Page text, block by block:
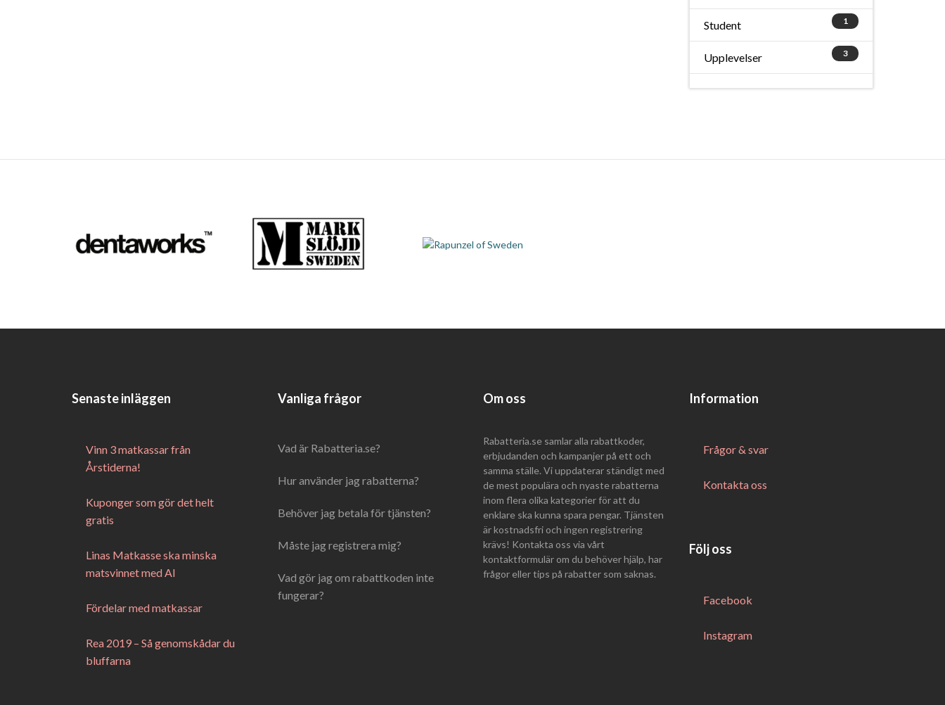
1
Student
3
Upplevelser
Senaste inläggen
Vinn 3 matkassar från
Årstiderna!
Kuponger som gör det helt
gratis
Linas Matkasse ska minska
matsvinnet med AI
Fördelar med matkassar
Rea 2019 – Så genomskådar du
bluffarna
Vanliga frågor
Vad är Rabatteria.se?
Hur använder jag rabatterna?
Behöver jag betala för tjänsten?
Måste jag registrera mig?
Vad gör jag om rabattkoden inte
fungerar?
Om oss
Rabatteria.se samlar alla rabattkoder,
erbjudanden och kampanjer på ett och
samma ställe. Vi uppdaterar ständigt med
de mest populära och nyaste rabatterna
inom flera olika kategorier för att du
enklare ska kunna spara pengar. Tjänsten
är kostnadsfri och ingen registrering
krävs! Kontakta oss via vårt
kontaktformulär om du behöver hjälp, har
frågor eller tips på rabatter som saknas.
Information
Frågor & svar
Kontakta oss
Följ oss
Facebook
Instagram